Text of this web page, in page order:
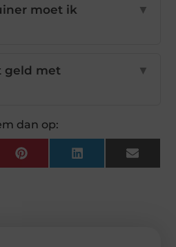
moet ik
▼
geld met
▼
dan op:
PinterestLinkedInEmail